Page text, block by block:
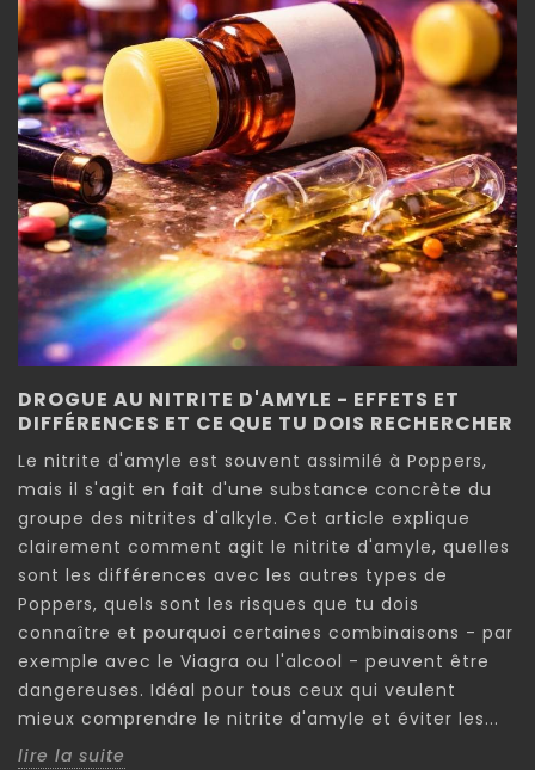
DROGUE AU NITRITE D'AMYLE - EFFETS ET
DIFFÉRENCES ET CE QUE TU DOIS RECHERCHER
Le nitrite d'amyle est souvent assimilé à Poppers,
mais il s'agit en fait d'une substance concrète du
groupe des nitrites d'alkyle. Cet article explique
clairement comment agit le nitrite d'amyle, quelles
sont les différences avec les autres types de
Poppers, quels sont les risques que tu dois
connaître et pourquoi certaines combinaisons - par
exemple avec le Viagra ou l'alcool - peuvent être
dangereuses. Idéal pour tous ceux qui veulent
mieux comprendre le nitrite d'amyle et éviter les...
lire la suite